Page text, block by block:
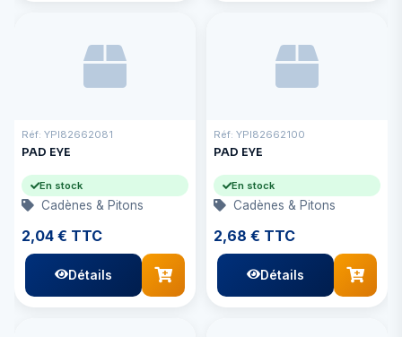
Réf: YPI82662081
PAD EYE
En stock
Cadènes & Pitons
2,04 € TTC
Détails
Réf: YPI82662100
PAD EYE
En stock
Cadènes & Pitons
2,68 € TTC
Détails